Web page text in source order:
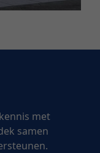
met
samen